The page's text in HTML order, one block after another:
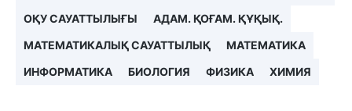
ОҚУ САУАТТЫЛЫҒЫ
АДАМ. ҚОҒАМ. ҚҰҚЫҚ.
МАТЕМАТИКАЛЫҚ САУАТТЫЛЫҚ
МАТЕМАТИКА
ИНФОРМАТИКА
БИОЛОГИЯ ФИЗИКА ХИМИЯ